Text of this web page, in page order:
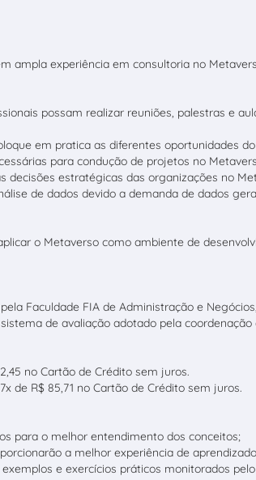
ampla experiência em consultoria no
possam realizar reuniões, palestras e
em pratica as diferentes oportunidades
para condução de projetos no
decisões estratégicas das organizações no
de dados devido a demanda de dados
o Metaverso como ambiente de
Faculdade FIA de Administração e
de avaliação adotado pela coordenação
no Cartão de Crédito sem juros.
de R$ 85,71 no Cartão de Crédito sem juros.
para o melhor entendimento dos conceitos;
a melhor experiência de
e exercícios práticos monitorados pelo